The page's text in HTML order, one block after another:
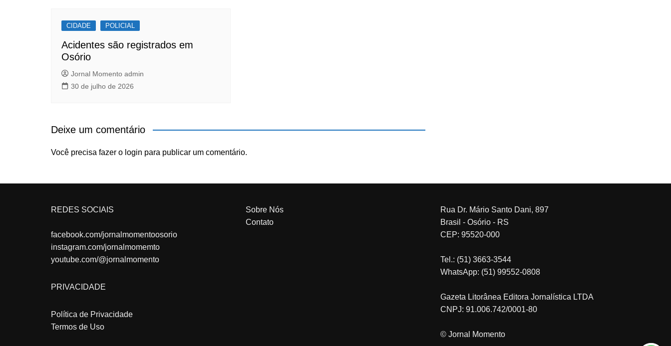
CIDADE POLICIAL
Acidentes são registrados em
Osório
Jornal Momento admin
30 de julho de 2026
Deixe um comentário
Você precisa fazer o login para publicar um comentário.
REDES SOCIAIS
facebook.com/jornalmomentoosorio
instagram.com/jornalmomemto
youtube.com/@jornalmomento
PRIVACIDADE
Política de Privacidade
Termos de Uso
Sobre Nós
Contato
Rua Dr. Mário Santo Dani, 897
Brasil - Osório - RS
CEP: 95520-000
Tel.: (51) 3663-3544
WhatsApp: (51) 99552-0808
Gazeta Litorânea Editora Jornalística LTDA
CNPJ: 91.006.742/0001-80
© Jornal Momento